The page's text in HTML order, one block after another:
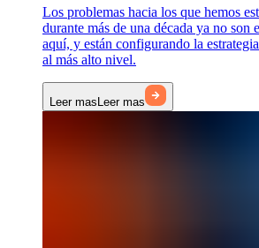
Los problemas hacia los que hemos
durante más de una década ya no son
aquí, y están configurando la
al más alto nivel.
Leer mas Leer mas